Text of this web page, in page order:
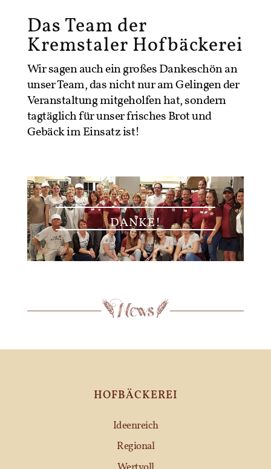
Das Team der
Kremstaler Hofbäckerei
Wir sagen auch ein großes Dankeschön an
unser Team, das nicht nur am Gelingen der
Veranstaltung mitgeholfen hat, sondern
tagtäglich für unser frisches Brot und
Gebäck im Einsatz ist!
DANKE!
HOFBÄCKEREI
Ideenreich
Regional